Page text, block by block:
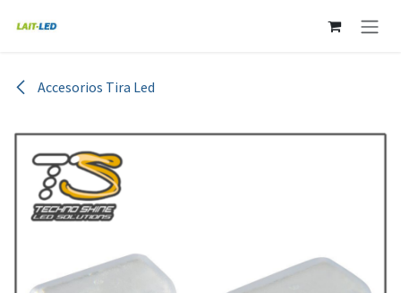
Accesorios Tira Led